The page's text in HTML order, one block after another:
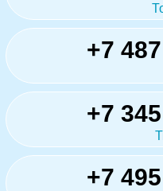
+7
+7
+7